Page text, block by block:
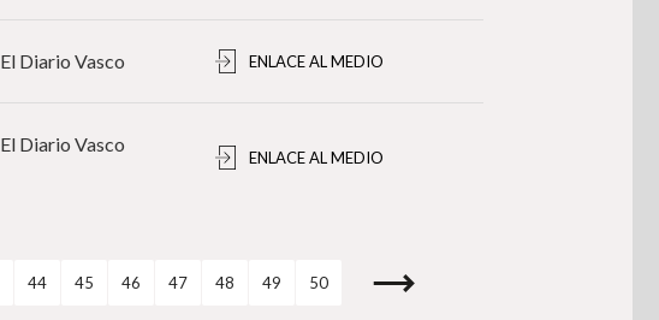
El Diario Vasco ENLACE AL MEDIO
El Diario Vasco
ENLACE AL MEDIO
44 45 46 47 48 49 50